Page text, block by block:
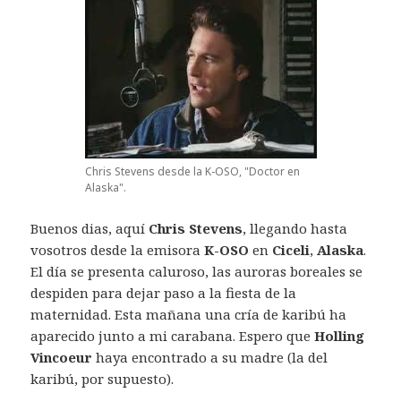
Chris Stevens desde la K-OSO, "Doctor en
Alaska".
Buenos dias, aquí Chris Stevens, llegando hasta
vosotros desde la emisoraK-OSO en Ciceli, Alaska.
El día se presenta caluroso, las auroras boreales se
despiden para dejar paso a la fiesta de la
maternidad. Esta mañana una cría de karibú ha
aparecido junto a mi carabana. Espero queHolling
Vincoeur haya encontrado a su madre (la del
karibú, por supuesto).